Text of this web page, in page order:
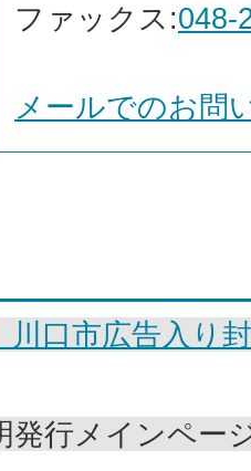
ファックス:048-
メールでのお問
川口市広告入り
発行メインペー